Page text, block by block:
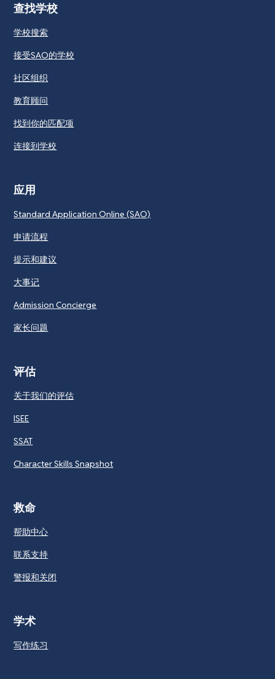
查找学校
学校搜索
接受SAO的学校
社区组织
教育顾问
找到你的匹配项
连接到学校
应用
Standard Application Online (SAO)
申请流程
提示和建议
大事记
Admission Concierge
家长问题
评估
关于我们的评估
ISEE
SSAT
Character Skills Snapshot
救命
帮助中心
联系支持
警报和关闭
学术
写作练习